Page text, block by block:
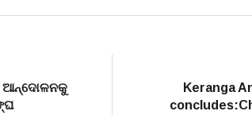
ଆନ୍ଦୋଳନକୁ
Keranga